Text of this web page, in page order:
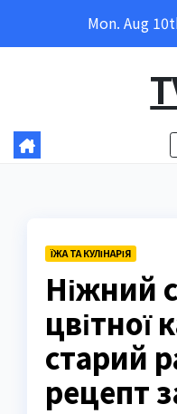
Mon. Aug
ЇЖА ТА КУЛІНАРІЯ
Ніжний
цвітної
старий
рецепт